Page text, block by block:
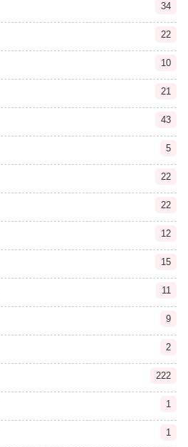
34
22
10
21
43
5
22
22
12
15
11
9
2
222
1
1